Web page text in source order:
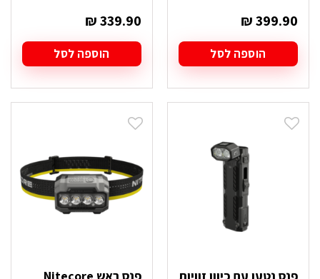
₪399.90
הוספה לסל
₪339.90
הוספה לסל
פנס נטען עם כיוון זוויות
פנס ראש Nitecore